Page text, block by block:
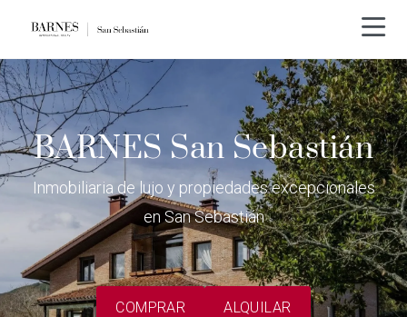
BARNES San Sebastián
Inmobiliaria de lujo y propiedades excepcionales
en San Sebastián
COMPRAR ALQUILAR